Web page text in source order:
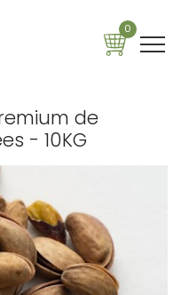
0
de
- 10KG